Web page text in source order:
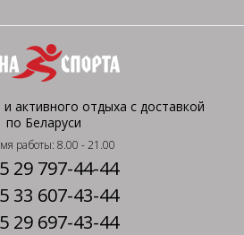
активного отдыха с доставкой
по Беларуси
работы: 8.00 - 21.00
29 797-44-44
33 607-43-44
29 697-43-44